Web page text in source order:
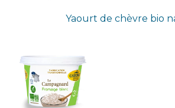
Yaourt de chèvre bio